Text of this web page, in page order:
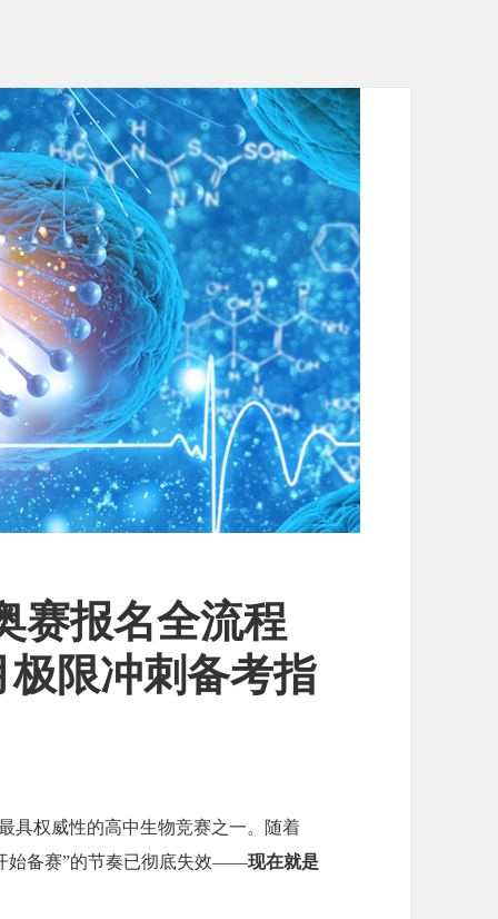
赛报名全流程
限冲刺备考指
具权威性的高中生物竞赛之一。随着
始备赛”的节奏已彻底失效——现在就是